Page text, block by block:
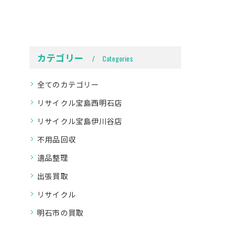
カテゴリー Categories
全てのカテゴリー
リサイクル宝島西明石店
リサイクル宝島伊川谷店
不用品回収
遺品整理
出張買取
リサイクル
明石市の買取